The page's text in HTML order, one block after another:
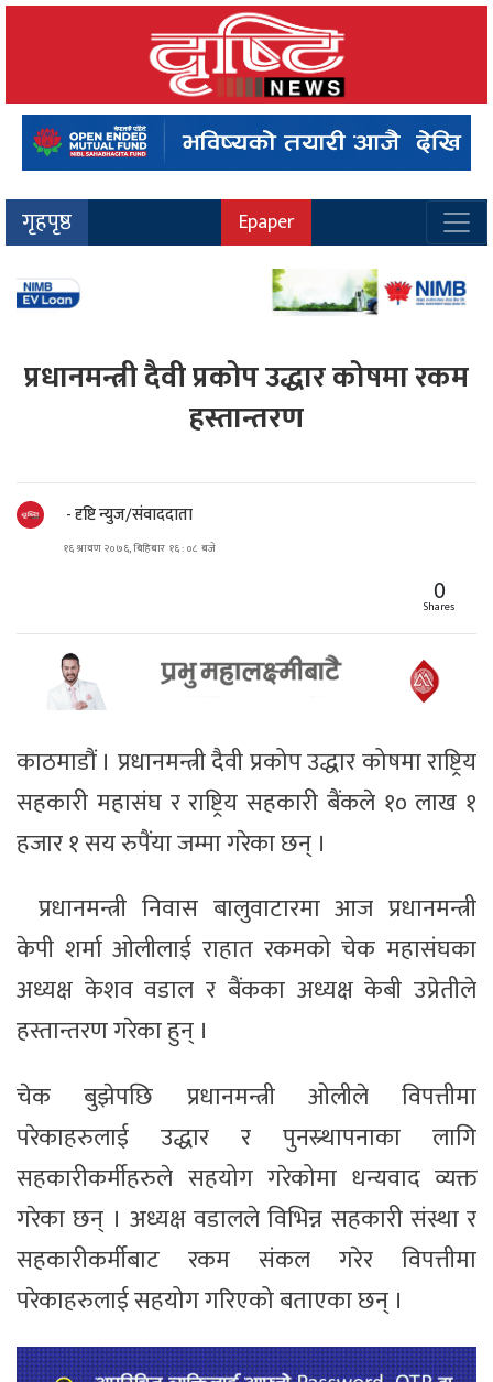
गृहपृष्ठ Epaper
प्रधानमन्त्री दैवी प्रकोप उद्धार कोषमा रकम
हस्तान्तरण
- दृष्टि न्युज/संवाददाता
१६ श्रावण २०७६, बिहिबार १६ : ०८ बजे
0
Shares
काठमाडौं । प्रधानमन्त्री दैवी प्रकोप उद्धार कोषमा राष्ट्रिय
सहकारी महासंघ र राष्ट्रिय सहकारी बैंकले १० लाख १
हजार १ सय रुपैंया जम्मा गरेका छन् ।
प्रधानमन्त्री निवास बालुवाटारमा आज प्रधानमन्त्री
केपी शर्मा ओलीलाई राहात रकमको चेक महासंघका
अध्यक्ष केशव वडाल र बैंकका अध्यक्ष केबी उप्रेतीले
हस्तान्तरण गरेका हुन् ।
चेक बुझेपछि प्रधानमन्त्री ओलीले विपत्तीमा
परेकाहरुलाई उद्धार र पुनस्र्थापनाका लागि
सहकारीकर्मीहरुले सहयोग गरेकोमा धन्यवाद व्यक्त
गरेका छन् । अध्यक्ष वडालले विभिन्न सहकारी संस्था र
सहकारीकर्मीबाट रकम संकल गरेर विपत्तीमा
परेकाहरुलाई सहयोग गरिएको बताएका छन् ।